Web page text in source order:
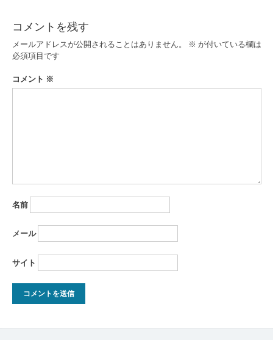
ゲ
ー
シ
ョ
コメントを残す
メールアドレスが公開されることはありません。 ※ が付いている欄は
必須項目です
コメント ※
名前
メール
サイト